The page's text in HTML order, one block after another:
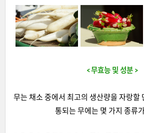
< 무효능 및 성분 >
무는 채소 중에서 최고의 생산량을 자랑할
통되는 무에는 몇 가지 종류